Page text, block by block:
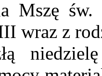
Mszę św.
wraz z